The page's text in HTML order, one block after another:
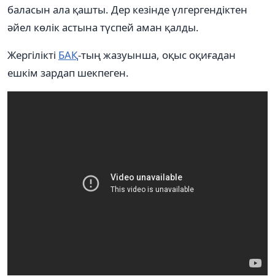
баласын ала қашты. Дер кезінде үлгергендіктен
әйел көлік астына түспей аман қалды.
Жергілікті БАҚ-тың жазуынша, оқыс оқиғадан
ешкім зардап шекпеген.